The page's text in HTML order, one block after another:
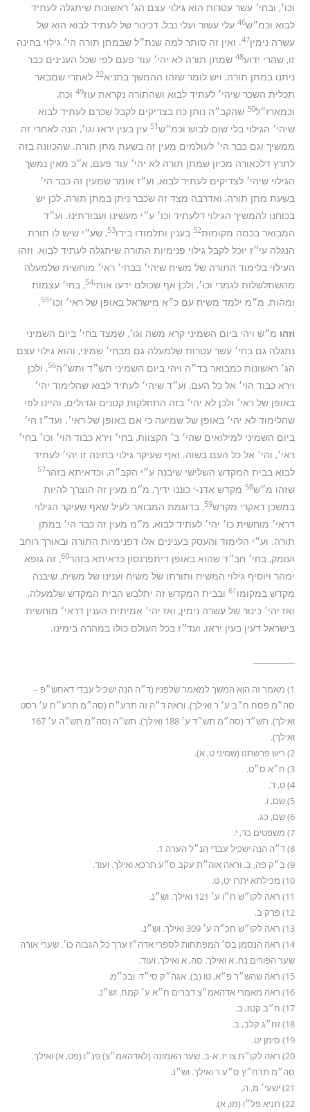
וכו׳, ובחי׳ עשר עטרות הוא גילוי עצם הג׳ ראשונות שיתגלה לעתיד
לבוא וכמ״ש46 עלי עשור ועלי נבל, דכינור של לעתיד לבוא הוא של
עשרה נימין47. ואין זה סותר למה שנת״ל שבמתן תורה הי׳ גילוי בחינה
זו, שהרי ידוע48 שמתן תורה לא יהי׳ עוד פעם לפי שכל הענינים כבר
ניתנו במתן תורה, ויש לומר שזהו ההמשך בתניא22 לאחרי שמבאר
תכלית השכר שיהי׳ לעתיד לבוא ושהתורה נקראת עוז49 וכח,
וכמארז״ל50 שהקב״ה נותן כח בצדיקים לקבל שכרם לעתיד לבוא
שיהי׳ הגילוי בלי שום לבוש וכמ״ש51 עין בעין יראו וגו׳, הנה לאחרי זה
ממשיך וגם כבר הי׳ לעולמים מעין זה בשעת מתן תורה. שהכוונה בזה
לתרץ דלכאורה מכיון שמתן תורה לא יהי׳ עוד פעם, א״כ מאין נמשך
הגילוי שיהי׳ לצדיקים לעתיד לבוא, וע״ז אומר שמעין זה כבר הי׳
בשעת מתן תורה, ואדרבה מצד זה שכבר ניתן במתן תורה, לכן יש
בכוחנו להמשיך הגילוי דלעתיד וכו׳ ע״י מעשינו ועבודתינו. וע״ד
המבואר בכמה מקומות52 בענין ותלמודו בידו53, שע״י שיש לו תורת
הנגלה עי״ז יוכל לקבל גילוי פנימיות התורה שיתגלה לעתיד לבוא. וזהו
העילוי בלימוד התורה של משיח שיהי׳ בבחי׳ ראי׳ מוחשית שלמעלה
מהשתלשלות לגמרי וכו׳, ולכן אף שכולם ידעו אותי54, בחי׳ עצמות
ומהות, מ״מ ילמד משיח עם כ״א מישראל באופן של ראי׳ וכו׳55
.
וזהו מ״ש ויהי ביום השמיני קרא משה וגו׳, שמצד בחי׳ ביום השמיני
נתגלה גם בחי׳ עשר עטרות שלמעלה גם מבחי׳ שמיני, והוא גילוי עצם
הג׳ ראשונות כמבואר בד״ה ויהי ביום השמיני תש״ד ותש״ה56, ולכן
וירא כבוד הוי׳ אל כל העם, וע״ד שיהי׳ לעתיד לבוא שהלימוד יהי׳
באופן של ראי׳ ולכן לא יהי׳ בזה התחלקות קטנים וגדולים, והיינו לפי
שהלימוד לא יהי׳ באופן של שמיעה כי אם באופן של ראי׳. ועד״ז הי׳
ביום השמיני למילואים שהי׳ ב׳ הקצוות, בחי׳ וירא כבוד הוי׳ וכו׳ בחי׳
ראי׳, והי׳ אל כל העם בשוה. ואף שעיקר גילוי בחינה זו יהי׳ לעתיד
לבוא בבית המקדש השלישי שיבנה ע״י הקב״ה, וכדאיתא בזהר57
שזהו מ״ש58 מקדש אדנ-י כוננו ידיך, מ״מ מעין זה הוצרך להיות
במשכן דאקרי מקדש59, בדוגמת המבואר לעיל שאף שעיקר הגילוי
דראי׳ מוחשית כו׳ יהי׳ לעתיד לבוא, מ״מ מעין זה כבר הי׳ במתן
תורה. וע״י הלימוד והעסק בענינים אלו דפנימיות התורה ובאורך רוחב
ועומק, בחי׳ חב״ד שהוא באופן דיתפרנסון כדאיתא בזהר60, זה גופא
ימהר ויוסיף גילוי המשיח ותורתו של משיח וענינו של משיח, שיבנה
מקדש במקומו 61 ובבית המקדש זה יתלבש הבית המקדש שלמעלה,
ואז יהי׳ כינור של עשרה נימין, ואז יהי׳ אמיתית הענין דראי׳ מוחשית
בישראל דעין בעין יראו, ועד״ז בכל העולם כולו במהרה בימינו.
1) מאמר זה הוא המשך למאמר שלפניו (ד״ה הנה ישכיל עבדי דאחש״פ –
סה״מ פסח ח״ב ע׳ ר ואילך). וראה ד״ה זה תרע״ח (סה״מ תרע״ח ע׳ רסט
ואילך). תש״ד (סה״מ תש״ד ע׳ 188 ואילך). תש״ה (סה״מ תש״ה ע׳ 167
ואילך).
2) ריש פרשתנו (שמיני ט, א).
3) ח״א ס״ט.
4) ט, ד.
5) שם, ו.
6) שם, כג.
7) משפטים כד, י.
8) ד״ה הנה ישכיל עבדי הנ״ל הערה 1.
9) ב״ק פה, ב. וראה אוה״ת עקב ס״ע תרכא ואילך. ועוד.
10) מכילתא יתרו יט, ט.
11) ראה לקו״ש ח״ו ע׳ 121 ואילך. וש״נ.
12) פרק ב.
13) ראה לקו״ש חכ״ה ע׳ 309 ואילך. וש״נ.
14) ראה הנסמן בס׳ המפתחות לספרי אדה״ז ערך כל הגבוה כו׳. שערי אורה
שער הפורים נח, א ואילך. סה, א ואילך. ועוד.
15) ראה שהש״ר פ״א, טו (ב). אגה״ק סי״ד. ובכ״מ.
16) ראה מאמרי אדהאמ״צ דברים ח״א ע׳ קמח. וש״נ.
17) ח״ב קטז, ב.
18) זח״ג קלב, ב.
19) סימן יט.
20) ראה לקו״ת צו יז, א-ב. שער האמונה (לאדהאמ״צ) פנ״ו (פט, א) ואילך.
סה״מ תרח״ץ ס״ע ר ואילך. וש״נ.
21) ישעי׳ מ, ה.
22) תניא פל״ו (מו, א).